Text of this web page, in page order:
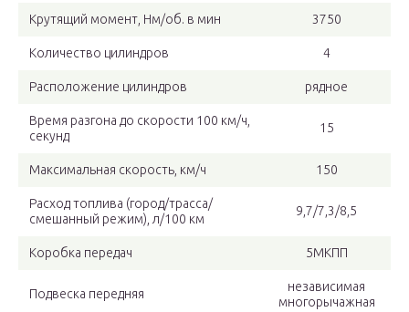
Крутящий момент, Нм/об. в мин 3750
Количество цилиндров 4
Расположение цилиндров рядное
Время разгона до скорости 100 км/ч,
секунд
15
Максимальная скорость, км/ч 150
Расход топлива (город/трасса/
смешанный режим), л/100 км
9,7/7,3/8,5
Коробка передач 5МКПП
Подвеска передняя
независимая
многорычажная